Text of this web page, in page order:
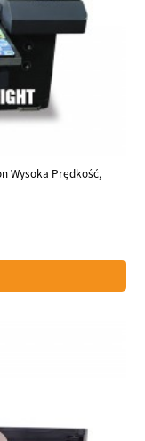
Wysoka Prędkość,